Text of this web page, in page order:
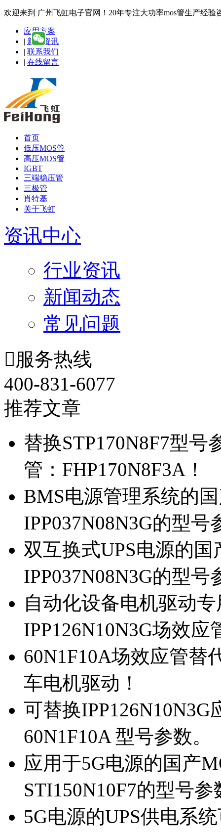
欢迎来到 广州飞虹电子官网！20年专注大功率mos管生产经验
应用方案
| 新闻资讯
| 联系我们
| 在线留言
首页
低压MOS管
高压MOS管
IGBT
三端稳压管
三极管
肖特基
关于飞虹
资讯中心
行业资讯
新闻动态
常见问题
服务热线
400-831-6077
推荐文章
替换STP170N8F7型
管：FHP170N8F3A！
BMS电源管理系统的
IPP037N08N3G的型号
双互换式UPS电源的
IPP037N08N3G的型号
自动化设备电机驱动
IPP126N10N3G场效应
60N1F10A场效应管替
车电机驱动！
可替换
60N1F10A 型号参数。
应用于5G电源的国产
STI150N10F7的型号参
5G电源的UPS供电系